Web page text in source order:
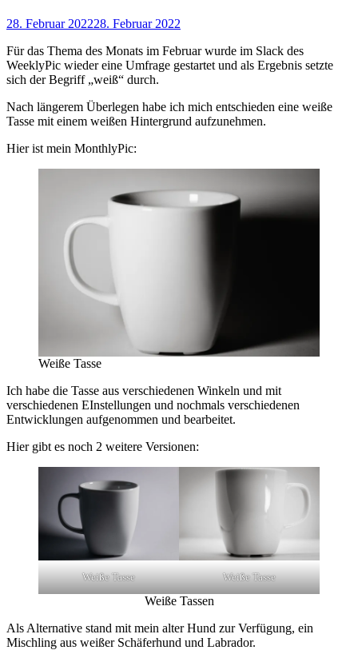
28. Februar 202228. Februar 2022
Für das Thema des Monats im Februar wurde im Slack des
WeeklyPic wieder eine Umfrage gestartet und als Ergebnis setzte
sich der Begriff „weiß“ durch.
Nach längerem Überlegen habe ich mich entschieden eine weiße
Tasse mit einem weißen Hintergrund aufzunehmen.
Hier ist mein MonthlyPic:
Weiße Tasse
Ich habe die Tasse aus verschiedenen Winkeln und mit
verschiedenen EInstellungen und nochmals verschiedenen
Entwicklungen aufgenommen und bearbeitet.
Hier gibt es noch 2 weitere Versionen:
Weiße Tasse Weiße Tasse
Weiße Tassen
Als Alternative stand mit mein alter Hund zur Verfügung, ein
Mischling aus weißer Schäferhund und Labrador.